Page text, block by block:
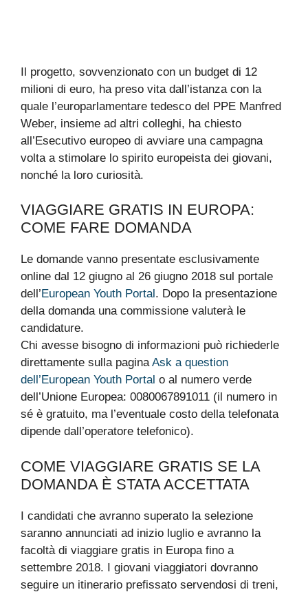
Il progetto, sovvenzionato con un budget di 12
milioni di euro, ha preso vita dall’istanza con la
quale l’europarlamentare tedesco del PPE Manfred
Weber, insieme ad altri colleghi, ha chiesto
all’Esecutivo europeo di avviare una campagna
volta a stimolare lo spirito europeista dei giovani,
nonché la loro curiosità.
VIAGGIARE GRATIS IN EUROPA:
COME FARE DOMANDA
Le domande vanno presentate esclusivamente
online dal 12 giugno al 26 giugno 2018 sul portale
dell’ European Youth Portal . Dopo la presentazione
della domanda una commissione valuterà le
candidature.
Chi avesse bisogno di informazioni può richiederle
direttamente sulla paginaAsk a question
dell’European Youth Portal o al numero verde
dell’Unione Europea: 0080067891011 (il numero in
sé è gratuito, ma l’eventuale costo della telefonata
dipende dall’operatore telefonico).
COME VIAGGIARE GRATIS SE LA
DOMANDA È STATA ACCETTATA
I candidati che avranno superato la selezione
saranno annunciati ad inizio luglio e avranno la
facoltà di viaggiare gratis in Europa fino a
settembre 2018. I giovani viaggiatori dovranno
seguire un itinerario prefissato servendosi di treni,